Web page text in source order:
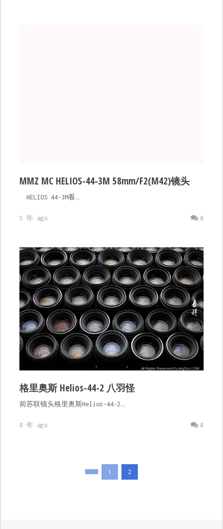
MMZ MC HELIOS-44-3M 58mm/F2(M42)镜头
HELIOS 44-3M看…
0
5 年 ago
格里奥斯 Helios-44-2 八羽怪
前苏联镜头格里奥斯Helios-44-2…
0
8 年 ago
1 2